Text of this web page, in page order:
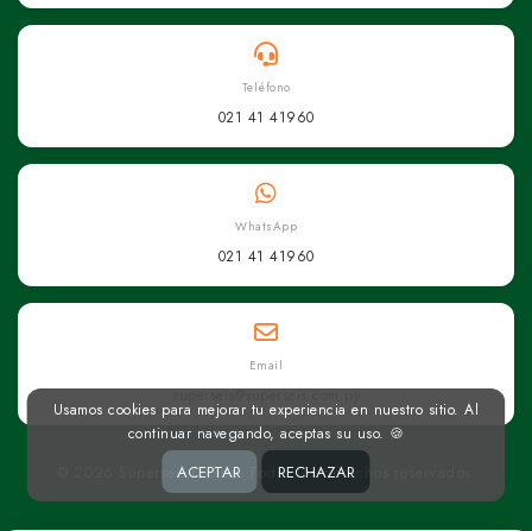
Teléfono
021 41 41960
WhatsApp
021 41 41960
Email
superseis@superseis.com.py
© 2026 Superseis Online. Todos los derechos reservados.
Usamos cookies para mejorar tu experiencia en nuestro sitio. Al
continuar navegando, aceptas su uso. 🍪
ACEPTAR RECHAZAR